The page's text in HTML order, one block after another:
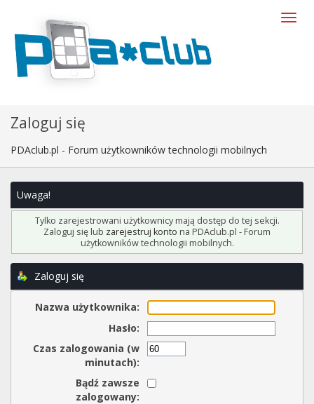
Zaloguj się
PDAclub.pl - Forum użytkowników technologii mobilnych
Uwaga!
Tylko zarejestrowani użytkownicy mają dostęp do tej sekcji.
Zaloguj się lub zarejestruj konto na PDAclub.pl - Forum
użytkowników technologii mobilnych.
Zaloguj się
Nazwa użytkownika:
Hasło:
Czas zalogowania (w
minutach):
Bądź zawsze
zalogowany: